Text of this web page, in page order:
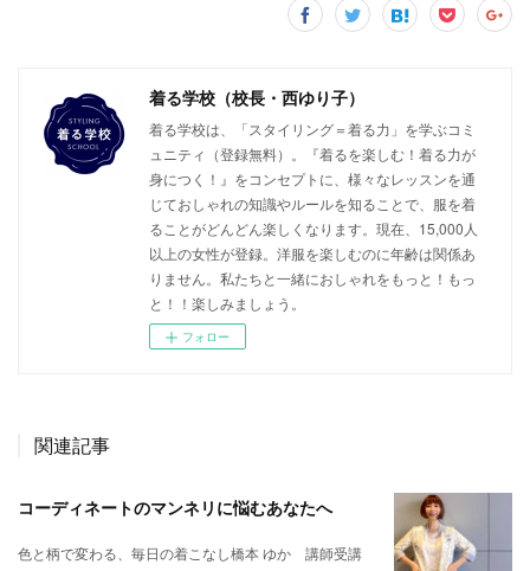
着る学校（校長・西ゆり子）
着る学校は、「スタイリング＝着る力」を学ぶコミ
ュニティ（登録無料）。『着るを楽しむ！着る力が
身につく！』をコンセプトに、様々なレッスンを通
じておしゃれの知識やルールを知ることで、服を着
ることがどんどん楽しくなります。現在、15,000人
以上の女性が登録。洋服を楽しむのに年齢は関係あ
りません。私たちと一緒におしゃれをもっと！もっ
と！！楽しみましょう。
フォロー
関連記事
コーディネートのマンネリに悩むあなたへ
色と柄で変わる、毎日の着こなし橋本 ゆか 講師受講